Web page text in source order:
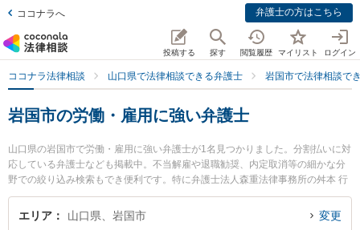
ココナラへ 弁護士の方はこちら
投稿する 探す 閲覧履歴 マイリスト ログイン
ココナラ法律相談 山口県で法律相談できる弁護士 岩国市で法律相談で
岩国市の労働・雇用に強い弁護士
山口県の岩国市で労働・雇用に強い弁護士が1名見つかりました。分割払いに対
応している弁護士なども掲載中。不当解雇や退職勧奨、内定取消等の細かな分
野での絞り込み検索もでき便利です。特に弁護士法人森重法律事務所の舛本 行
広弁護士のプロフィール情報や弁護士費用、強みなどが注目されています。
『岩国市で土日や夜間に発生した労働・雇用のトラブルを今すぐに弁護士に相
エリア 山口県、岩国市 変更